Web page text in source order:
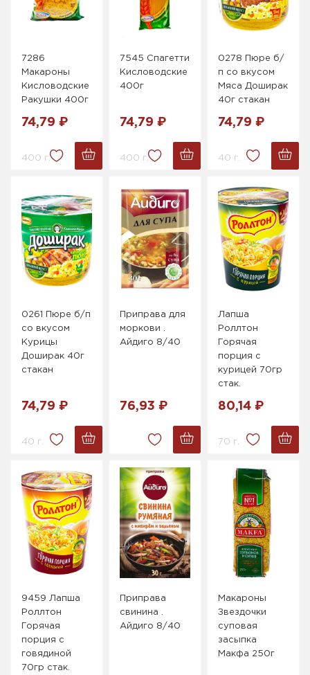
7286
Макароны
Кисловодские
Ракушки 400г
74,79 ₽
400 г.
7545 Спагетти
Кисловодские
400г
74,79 ₽
400 г.
0278 Пюре б/
п со вкусом
Мяса Доширак
40г стакан
74,79 ₽
40 г.
0261 Пюре б/п
со вкусом
Курицы
Доширак 40г
стакан
74,79 ₽
40 г.
Приправа для
моркови .
Айдиго 8/40
76,93 ₽
Лапша
Роллтон
Горячая
порция с
курицей 70гр
стак.
80,14 ₽
70 г.
9459 Лапша
Роллтон
Горячая
порция с
говядиной
70гр стак.
Приправа
свинина .
Айдиго 8/40
Макароны
Звездочки
суповая
засыпка
Макфа 250г